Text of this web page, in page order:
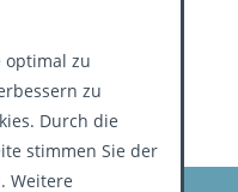
optimal zu
zu
Durch die
stimmen Sie der
Weitere